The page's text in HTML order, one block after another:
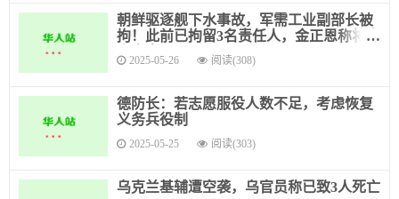
朝鲜驱逐舰下水事故，军需工业副部长被
拘！此前已拘留3名责任人，金正恩称将立
案审查
2025-05-26 阅读(308)
德防长：若志愿服役人数不足，考虑恢复
义务兵役制
2025-05-25 阅读(303)
乌克兰基辅遭空袭，乌官员称已致3人死亡